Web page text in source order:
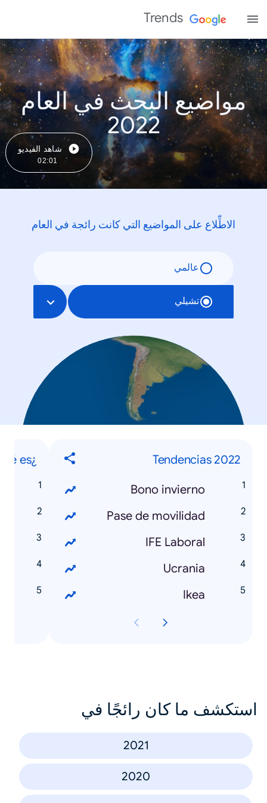
Trends
مواضيع البحث في العام
2022
شاهد الفيديو
02:01
الاطِّلاع على المواضيع التي كانت رائجة في العام
عالمي
تشيلي
Tendencias 2022
Bono invierno
Pase de movilidad
IFE Laboral
Ucrania
Ikea
¿Qué es?
استكشف ما كان رائجًا في
2021
2020